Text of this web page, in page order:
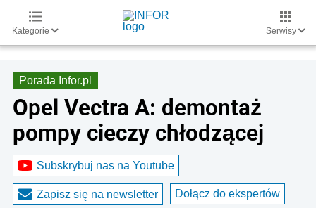
Kategorie Serwisy
Porada Infor.pl
Opel Vectra A: demontaż
pompy cieczy chłodzącej
Subskrybuj nas na Youtube
Zapisz się na newsletter Dołącz do ekspertów